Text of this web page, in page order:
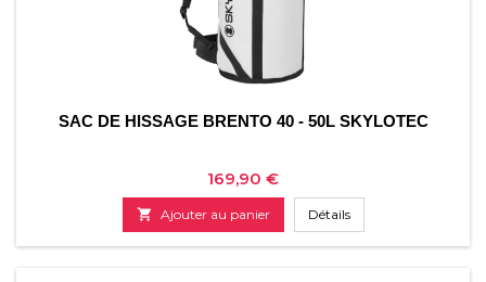
SAC DE HISSAGE BRENTO 40 - 50L SKYLOTEC
Prix
169,90 €
 Ajouter au panier Détails